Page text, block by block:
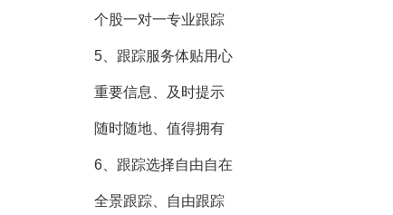
个股一对一专业跟踪
5、跟踪服务体贴用心
重要信息、及时提示
随时随地、值得拥有
6、跟踪选择自由自在
全景跟踪、自由跟踪